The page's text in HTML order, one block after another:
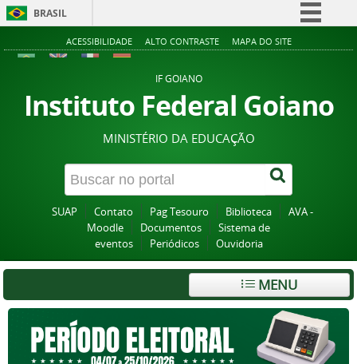
BRASIL
Simplifique!
Acesso à informação
Legislação
Canais
ACESSIBILIDADE ALTO CONTRASTE MAPA DO SITE
IF GOIANO
Instituto Federal Goiano
MINISTÉRIO DA EDUCAÇÃO
SUAP Contato Pag Tesouro Biblioteca
AVA -
Moodle
Documentos
Sistema de
eventos
Periódicos Ouvidoria
MENU